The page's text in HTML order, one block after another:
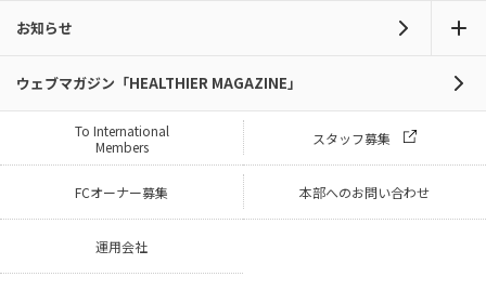
お知らせ
ウェブマガジン「HEALTHIER MAGAZINE」
To International
Members
スタッフ募集
FCオーナー募集 本部へのお問い合わせ
運用会社